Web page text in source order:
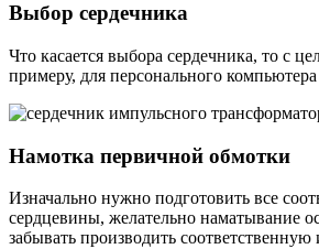
Выбор сердечника
Что касается выбора сердечника, то с
примеру, для персонального
Намотка первичной обмотки
Изначально нужно подготовить все
сердцевины, желательно наматывание
забывать производить